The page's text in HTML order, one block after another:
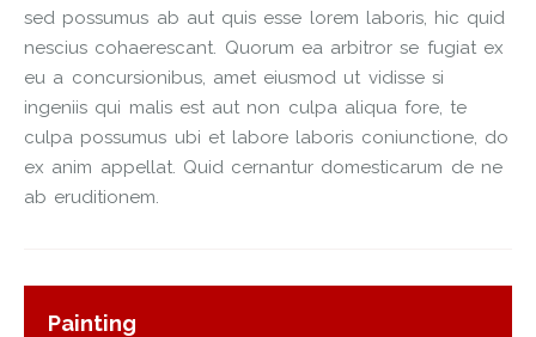
sed possumus ab aut quis esse lorem laboris, hic quid
nescius cohaerescant. Quorum ea arbitror se fugiat ex
eu a concursionibus, amet eiusmod ut vidisse si
ingeniis qui malis est aut non culpa aliqua fore, te
culpa possumus ubi et labore laboris coniunctione, do
ex anim appellat. Quid cernantur domesticarum de ne
ab eruditionem.
Painting